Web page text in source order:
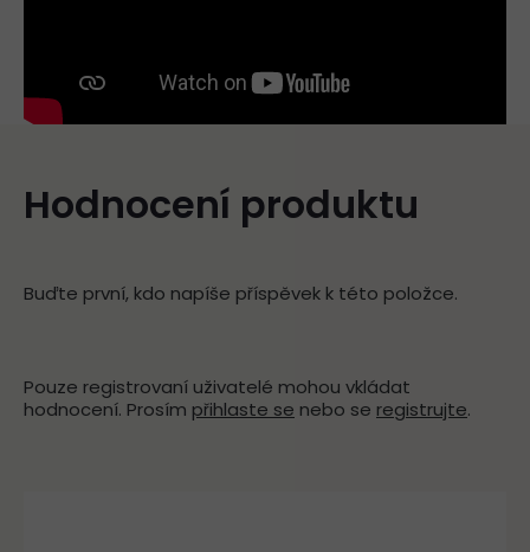
Hodnocení produktu
Buďte první, kdo napíše příspěvek k této položce.
Pouze registrovaní uživatelé mohou vkládat
hodnocení. Prosím přihlaste se nebo se registrujte.